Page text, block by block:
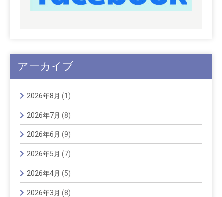
アーカイブ
2026年8月 (1)
2026年7月 (8)
2026年6月 (9)
2026年5月 (7)
2026年4月 (5)
2026年3月 (8)